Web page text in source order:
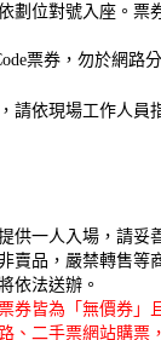
劃位對號入座。票
票券，勿於網路
請依現場工作人員
供一人入場，請妥
賣品，嚴禁轉售等
依法送辦。
券皆為「無價券」
、二手票網站購票